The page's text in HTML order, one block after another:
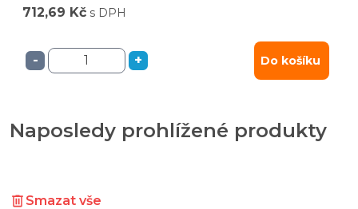
712,69 Kč s DPH
- + Do košíku
Naposledy prohlížené produkty
Smazat vše